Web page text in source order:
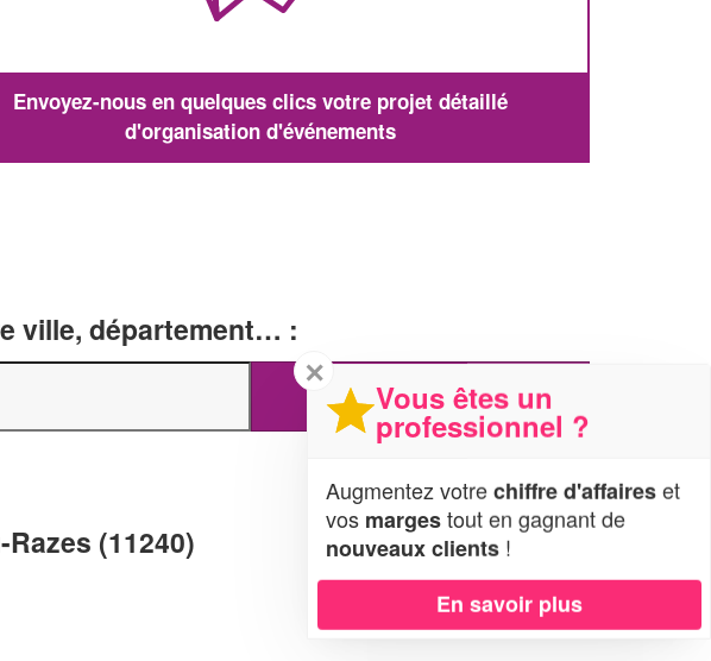
Envoyez-nous en quelques clics votre projet détaillé
d'organisation d'événements
ville, département… :
(11240)
✕
Vous êtes un
professionnel ?
Augmentez votrechiffre d'affaireset
vos margestout en gagnant de
nouveaux clients !
En savoir plus